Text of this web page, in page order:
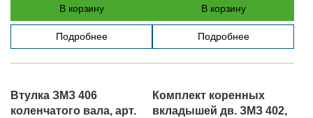
В корзину
Подробнее
В корзину
Подробнее
Втулка ЗМЗ 406
коленчатого вала, арт.
Комплект коренных
вкладышей дв. ЗМЗ 402,